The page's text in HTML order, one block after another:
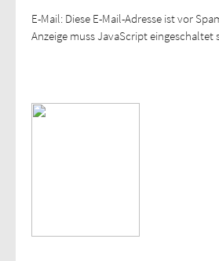
E-Mail: Diese E-Mail-Adresse ist vor
Anzeige muss JavaScript eingeschaltet